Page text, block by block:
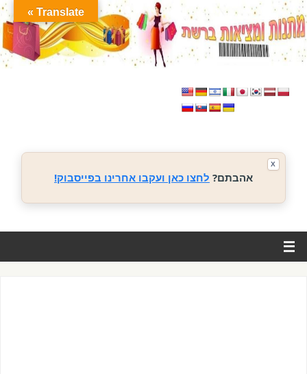
אהבתם? לחצו כאן ועקבו אחרינו בפייסבוק!
X
Translate »